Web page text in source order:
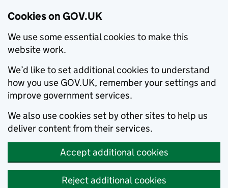
Cookies on GOV.UK
We use some essential cookies to make this
website work.
We’d like to set additional cookies to understand
how you use GOV.UK, remember your settings and
improve government services.
We also use cookies set by other sites to help us
deliver content from their services.
Accept additional cookies
Reject additional cookies